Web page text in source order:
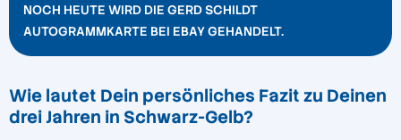
NOCH HEUTE WIRD DIE GERD SCHILDT
AUTOGRAMMKARTE BEI EBAY GEHANDELT.
Wie lautet Dein persönliches Fazit zu Deinen
drei Jahren in Schwarz-Gelb?